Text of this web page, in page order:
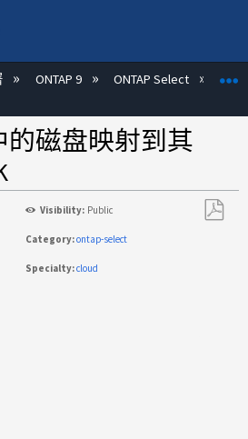
次ONTAP 9 ONTAP Select
的磁盘映射到其
Visibility: Public
Category:ontap-select
Specialty:cloud